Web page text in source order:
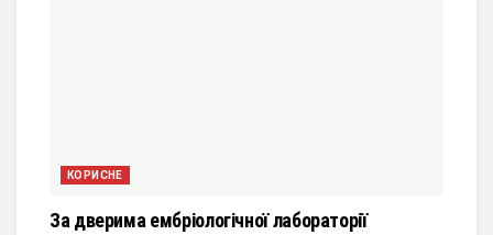
КОРИСНЕ
За дверима ембріологічної лабораторії